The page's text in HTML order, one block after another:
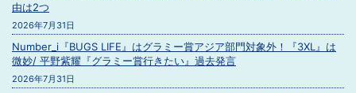
由は2つ
2026年7月31日
Number_i『BUGS LIFE』はグラミー賞アジア部門対象外！『3XL』は
微妙/ 平野紫耀『グラミー賞行きたい』過去発言
2026年7月31日